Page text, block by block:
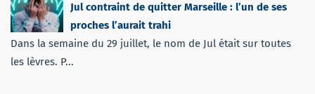
Jul contraint de quitter Marseille : l’un de ses
proches l’aurait trahi
Dans la semaine du 29 juillet, le nom de Jul était sur toutes
les lèvres. P...